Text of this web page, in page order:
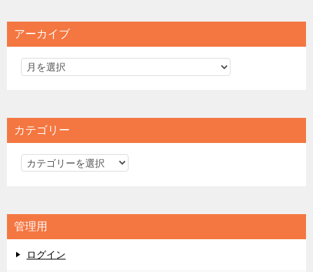
アーカイブ
カテゴリー
カ
リ
ー
管理用
ログイン